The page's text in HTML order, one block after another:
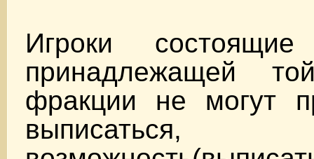
Игроки
принадлежащей
фракции не могут